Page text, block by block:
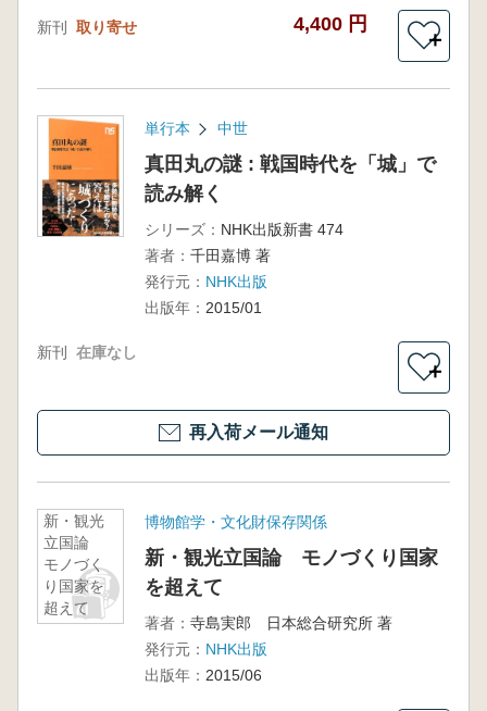
新刊 取り寄せ 4,400 円
＋
単行本 中世
真田丸の謎 : 戦国時代を「城」で
読み解く
シリーズ： NHK出版新書 474
著者： 千田嘉博 著
発行元： NHK出版
出版年： 2015/01
新刊 在庫なし
＋
再入荷メール通知
新・観光
立国論
モノづく
り国家を
超えて
博物館学・文化財保存関係
新・観光立国論 モノづくり国家
を超えて
著者： 寺島実郎 日本総合研究所 著
発行元： NHK出版
出版年： 2015/06